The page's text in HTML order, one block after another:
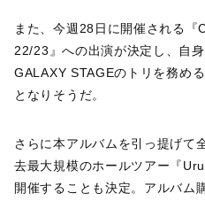
また、今週28日に開催される『
22/23』への出演が決定し、自
GALAXY STAGEのトリを務め
となりそうだ。
さらに本アルバムを引っ提げて
去最大規模のホールツアー『
開催することも決定。アルバム